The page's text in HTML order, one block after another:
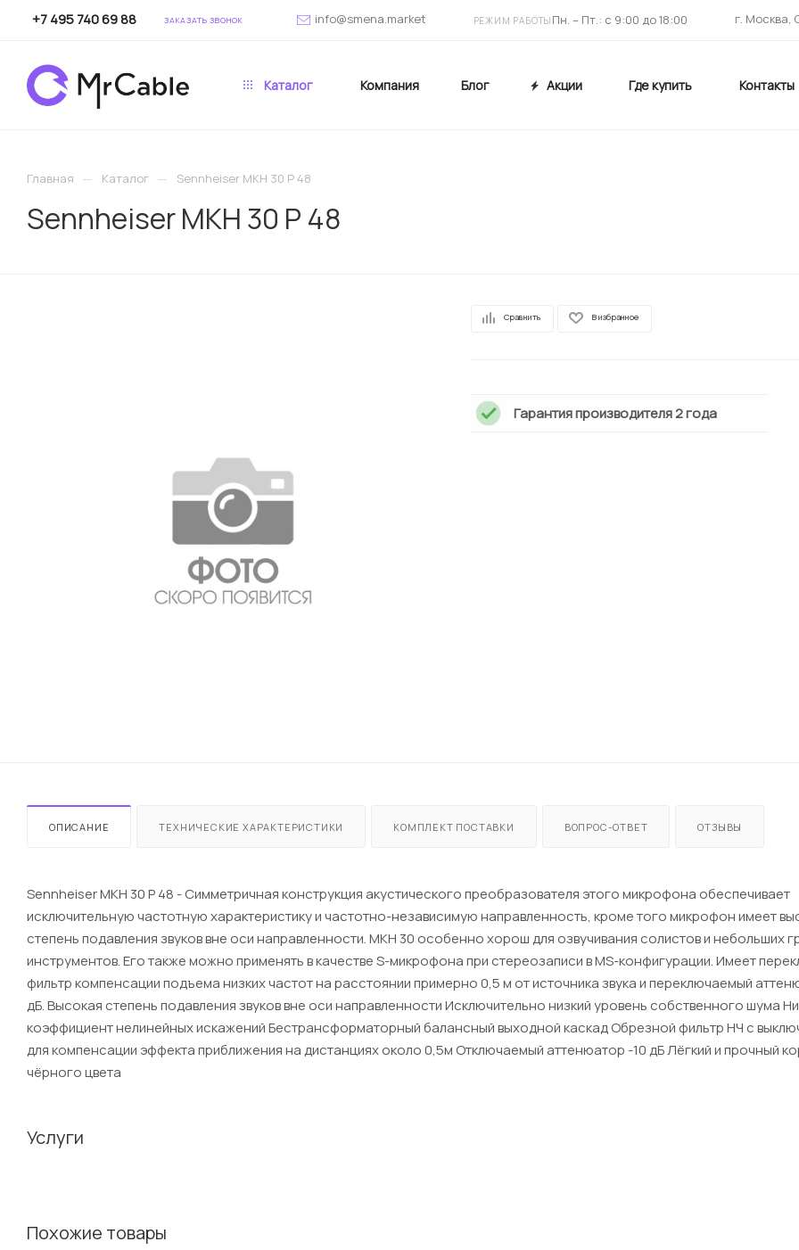
+7 495 740 69 88 ЗАКАЗАТЬ ЗВОНОК info@smena.market РЕЖИМ РАБОТЫ Пн. – Пт.: с 9:00 до 18:00 г. Москва,
Каталог Компания Блог Акции Где купить Контакты
Главная — Каталог — Sennheiser MKH 30 P 48
Sennheiser MKH 30 P 48
В избранное
Сравнить
Гарантия производителя 2 года
ОПИСАНИЕ ТЕХНИЧЕСКИЕ ХАРАКТЕРИСТИКИ ОТЗЫВЫ
ВОПРОС-ОТВЕТ
КОМПЛЕКТ ПОСТАВКИ
Sennheiser MKH 30 P 48 - Симметричная конструкция акустического преобразователя этого микрофона обеспечивает
исключительную частотную характеристику и частотно-независимую направленность, кроме того микрофон имеет
степень подавления звуков вне оси направленности. МКН 30 особенно хорош для озвучивания солистов и небольших
инструментов. Его также можно применять в качестве S-микрофона при стереозаписи в MS-конфигурации. Имеет
фильтр компенсации подъема низких частот на расстоянии примерно 0,5 м от источника звука и переключаемый
дБ. Высокая степень подавления звуков вне оси направленности Исключительно низкий уровень собственного шума
коэффициент нелинейных искажений Бестрансформаторный балансный выходной каскад Обрезной фильтр НЧ с
для компенсации эффекта приближения на дистанциях около 0,5м Отключаемый аттенюатор -10 дБ Лёгкий и прочный
чёрного цвета
Услуги
Похожие товары